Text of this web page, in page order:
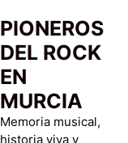
PIONEROS
DEL ROCK
EN
MURCIA
Memoria musical,
historia viva y